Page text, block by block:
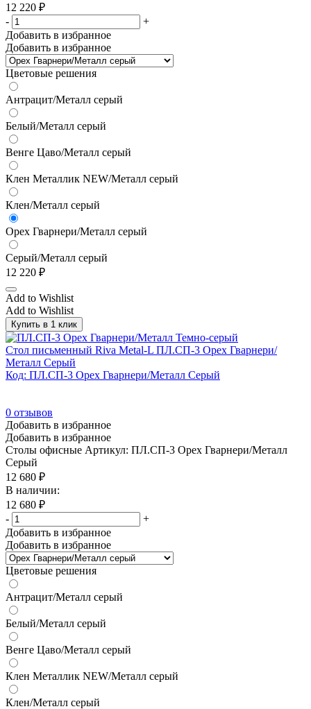
12 220 ₽
-
+
Добавить в избранное
Добавить в избранное
Цветовые решения
Антрацит/Металл серый
Белый/Металл серый
Венге Цаво/Металл серый
Клен Металлик NEW/Металл серый
Клен/Металл серый
Орех Гварнери/Металл серый
Серый/Металл серый
12 220 ₽
Add to Wishlist
Add to Wishlist
Купить в 1 клик
Стол письменный Riva Metal-L ПЛ.СП-3 Орех Гварнери/
Металл Серый
Код: ПЛ.СП-3 Орех Гварнери/Металл Серый
0 отзывов
Добавить в избранное
Добавить в избранное
Столы офисные Артикул: ПЛ.СП-3 Орех Гварнери/Металл
Серый
12 680 ₽
В наличии:
12 680 ₽
-
+
Добавить в избранное
Добавить в избранное
Цветовые решения
Антрацит/Металл серый
Белый/Металл серый
Венге Цаво/Металл серый
Клен Металлик NEW/Металл серый
Клен/Металл серый